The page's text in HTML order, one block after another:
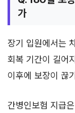
가
장기 입원에서는
회복 기간이 길어
이후에 보장이 끊
간병인보험 지급